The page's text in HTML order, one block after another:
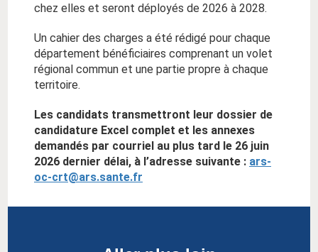
chez elles et seront déployés de 2026 à 2028.
Un cahier des charges a été rédigé pour chaque
département bénéficiaires comprenant un volet
régional commun et une partie propre à chaque
territoire.
Les candidats transmettront leur dossier de
candidature Excel complet et les annexes
demandés par courriel au plus tard le 26 juin
2026 dernier délai, à l’adresse suivante : ars-
oc-crt@ars.sante.fr